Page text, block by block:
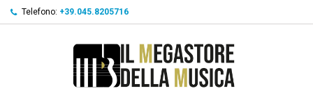
Telefono: +39.045.8205716